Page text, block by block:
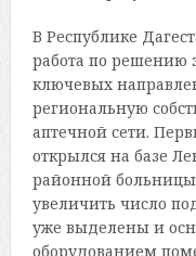
В Республике
работа по решению
ключевых
региональную
аптечной сети.
открылся на базе
районной
увеличить число
уже выделены и
оборудованием